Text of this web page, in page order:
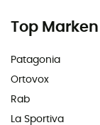
Top Marken
Patagonia
Ortovox
Rab
La Sportiva